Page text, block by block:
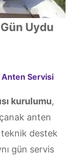
Uydu
Servisi
kurulumu,
anten
destek
gün servis